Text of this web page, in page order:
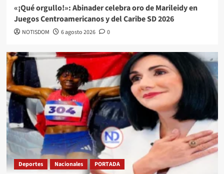
«¡Qué orgullo!»: Abinader celebra oro de Marileidy en
Juegos Centroamericanos y del Caribe SD 2026
NOTISDOM 6 agosto 2026 0
Deportes Nacionales PORTADA